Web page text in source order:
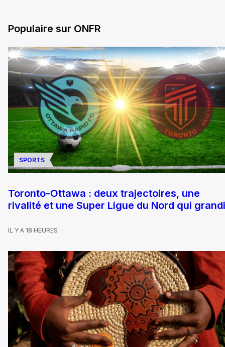
Populaire sur ONFR
SPORTS
Toronto-Ottawa : deux trajectoires, une
rivalité et une Super Ligue du Nord qui
IL Y A 18 HEURES